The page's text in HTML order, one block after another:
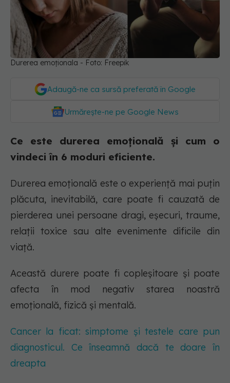
Durerea emoționala - Foto: Freepik
Adaugă-ne ca sursă preferată în Google
Urmărește-ne pe Google News
Ce este durerea emoțională și cum o
vindeci în 6 moduri eficiente.
Durerea emoțională este o experiență mai puțin
plăcuta, inevitabilă, care poate fi cauzată de
pierderea unei persoane dragi, eșecuri, traume,
relații toxice sau alte evenimente dificile din
viață.
Această durere poate fi copleșitoare și poate
afecta în mod negativ starea noastră
emoțională, fizică și mentală.
Cancer la ficat: simptome și testele care pun
diagnosticul. Ce înseamnă dacă te doare în
dreapta